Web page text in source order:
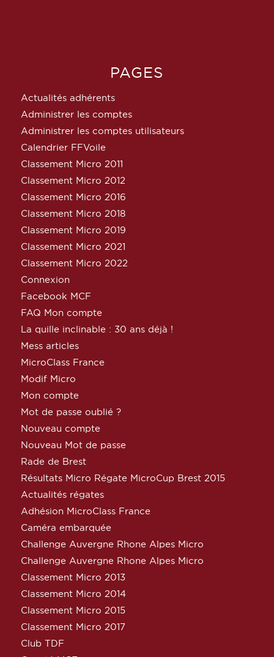
PAGES
Actualités adhérents
Administrer les comptes
Administrer les comptes utilisateurs
Calendrier FFVoile
Classement Micro 2011
Classement Micro 2012
Classement Micro 2016
Classement Micro 2018
Classement Micro 2019
Classement Micro 2021
Classement Micro 2022
Connexion
Facebook MCF
FAQ Mon compte
La quille inclinable : 30 ans déjà !
Mess articles
MicroClass France
Modif Micro
Mon compte
Mot de passe oublié ?
Nouveau compte
Nouveau Mot de passe
Rade de Brest
Résultats Micro Régate MicroCup Brest 2015
Actualités régates
Adhésion MicroClass France
Caméra embarquée
Challenge Auvergne Rhone Alpes Micro
Challenge Auvergne Rhone Alpes Micro
Classement Micro 2013
Classement Micro 2014
Classement Micro 2015
Classement Micro 2017
Club TDF